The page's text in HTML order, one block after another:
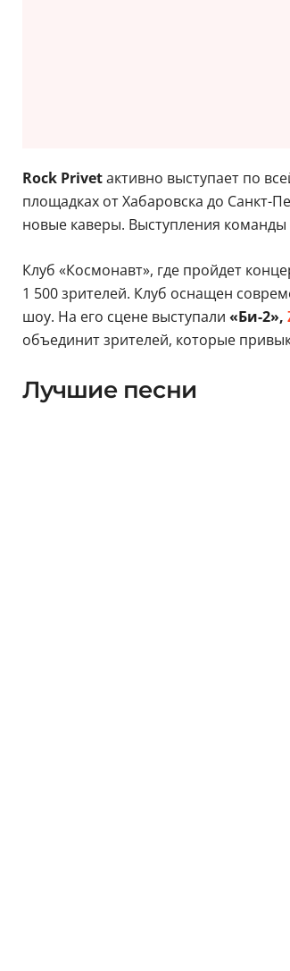
Rock Privetактивно выступает по
площадках от Хабаровска до Санкт-
новые каверы. Выступления
Клуб «Космонавт», где пройдет
1 500 зрителей. Клуб оснащен
шоу. На его сцене выступали «Би-2»,
объединит зрителей, которые
Лучшие песни